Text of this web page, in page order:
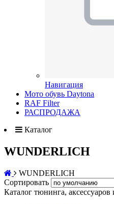
Навигация
Мото обувь Daytona
RAF Filter
РАСПРОДАЖА
Каталог
WUNDERLICH
WUNDERLICH
Сортировать
Каталог тюнинга,